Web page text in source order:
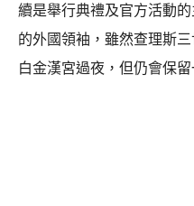
續是舉行典禮及官方活動
的外國領袖，雖然查理斯
白金漢宮過夜，但仍會保